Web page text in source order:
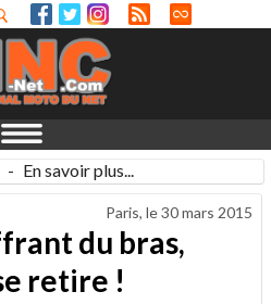
- En savoir plus...
Paris, le30 mars 2015
du bras,
retire !